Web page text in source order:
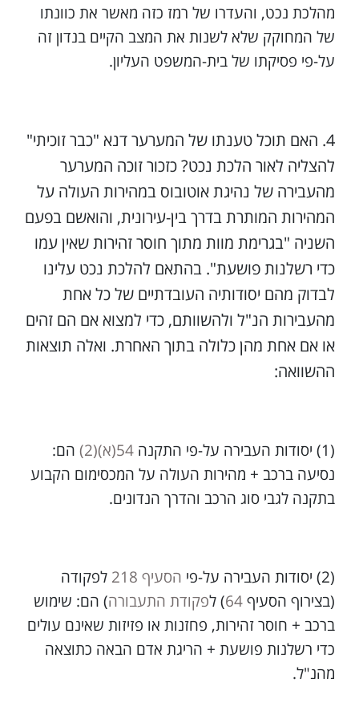
מהלכת נכט, והעדרו של רמז כזה מאשר את כוונתו
של המחוקק שלא לשנות את המצב הקיים בנדון זה
על-פי פסיקתו של בית-המשפט העליון.
האם תוכל טענתו של המערער דנא "כבר זוכיתי"
להצליה לאור הלכת נכט? כזכור זוכה המערער
מהעבירה של נהיגת אוטובוס במהירות העולה על
המהירות המותרת בדרך בין-עירונית, והואשם בפעם
השניה "בגרימת מוות מתוך חוסר זהירות שאין עמו
כדי רשלנות פושעת". בהתאם להלכת נכט עלינו
לבדוק מהם יסודותיה העובדתיים של כל אחת
מהעבירות הנ"ל ולהשוותם, כדי למצוא אם הם זהים
או אם אחת מהן כלולה בתוך האחרת. ואלה תוצאות
ההשוואה:
(1) יסודות העבירה על-פי התקנה 54(א)(2)
הם:
נסיעה ברכב + מהירות העולה על המכסימום הקבוע
בתקנה לגבי סוג הרכב והדרך הנדונים.
(2) יסודות העבירה על-פי הסעיף 218
לפקודה
(בצירוף הסעיף64) לפקודת התעבורה) הם: שימוש
ברכב + חוסר זהירות, פחזנות או פזיזות שאינם עולים
כדי רשלנות פושעת + הריגת אדם הבאה כתוצאה
מהנ"ל.